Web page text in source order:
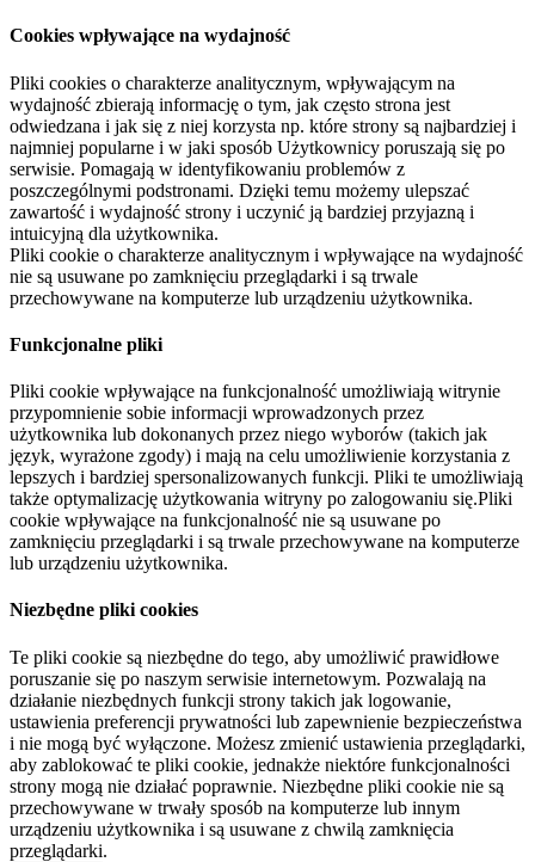
Cookies wpływające na wydajność
Pliki cookies o charakterze analitycznym, wpływającym na
wydajność zbierają informację o tym, jak często strona jest
odwiedzana i jak się z niej korzysta np. które strony są najbardziej i
najmniej popularne i w jaki sposób Użytkownicy poruszają się po
serwisie. Pomagają w identyfikowaniu problemów z
poszczególnymi podstronami. Dzięki temu możemy ulepszać
zawartość i wydajność strony i uczynić ją bardziej przyjazną i
intuicyjną dla użytkownika.
Pliki cookie o charakterze analitycznym i wpływające na wydajność
nie są usuwane po zamknięciu przeglądarki i są trwale
przechowywane na komputerze lub urządzeniu użytkownika.
Funkcjonalne pliki
Pliki cookie wpływające na funkcjonalność umożliwiają witrynie
przypomnienie sobie informacji wprowadzonych przez
użytkownika lub dokonanych przez niego wyborów (takich jak
język, wyrażone zgody) i mają na celu umożliwienie korzystania z
lepszych i bardziej spersonalizowanych funkcji. Pliki te umożliwiają
także optymalizację użytkowania witryny po zalogowaniu się.Pliki
cookie wpływające na funkcjonalność nie są usuwane po
zamknięciu przeglądarki i są trwale przechowywane na komputerze
lub urządzeniu użytkownika.
Niezbędne pliki cookies
Te pliki cookie są niezbędne do tego, aby umożliwić prawidłowe
poruszanie się po naszym serwisie internetowym. Pozwalają na
działanie niezbędnych funkcji strony takich jak logowanie,
ustawienia preferencji prywatności lub zapewnienie bezpieczeństwa
i nie mogą być wyłączone. Możesz zmienić ustawienia przeglądarki,
aby zablokować te pliki cookie, jednakże niektóre funkcjonalności
strony mogą nie działać poprawnie. Niezbędne pliki cookie nie są
przechowywane w trwały sposób na komputerze lub innym
urządzeniu użytkownika i są usuwane z chwilą zamknięcia
przeglądarki.